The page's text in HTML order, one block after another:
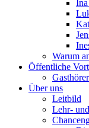
Warum
Öffentliche
Über uns
Leitbild
Lehr-